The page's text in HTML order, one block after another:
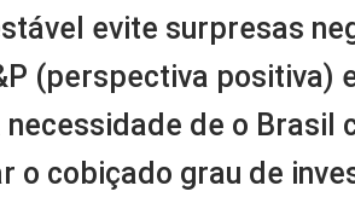
evite surpresas
(perspectiva positiva)
de o Brasil
cobiçado grau de